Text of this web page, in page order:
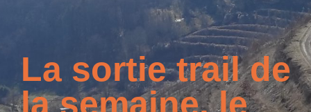
La sortie trail de
la semaine, le